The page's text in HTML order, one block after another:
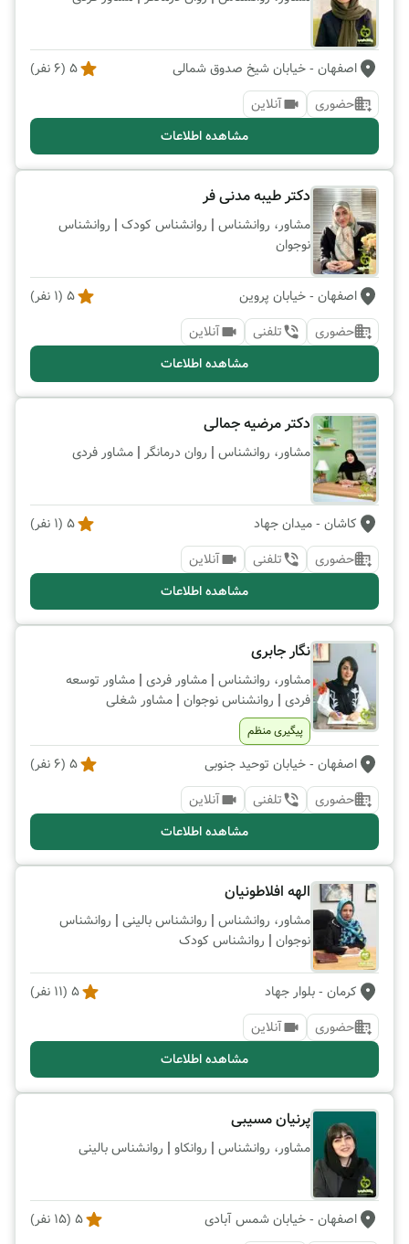
اصفهان - خیابان شیخ صدوق شمالی 5
(
6 نفر)
حضوری
آنلاین
مشاهده اطلاعات
دکتر طیبه مدنی فر
مشاور، روانشناس | روانشناس کودک | روانشناس
نوجوان
اصفهان - خیابان پروین 5
(
1 نفر)
حضوری
تلفنی
آنلاین
مشاهده اطلاعات
دکتر مرضیه جمالی
مشاور، روانشناس | روان درمانگر | مشاور فردی
کاشان - میدان جهاد 5
(
1 نفر)
حضوری
تلفنی
آنلاین
مشاهده اطلاعات
نگار جابری
مشاور، روانشناس | مشاور فردی | مشاور توسعه
فردی | روانشناس نوجوان | مشاور شغلی
پیگیری منظم
اصفهان - خیابان توحید جنوبی 5
(
6 نفر)
حضوری
تلفنی
آنلاین
مشاهده اطلاعات
الهه افلاطونیان
مشاور، روانشناس | روانشناس بالینی | روانشناس
نوجوان | روانشناس کودک
کرمان - بلوار جهاد 5
(
11 نفر)
حضوری
آنلاین
مشاهده اطلاعات
پرنیان مسیبی
مشاور، روانشناس | روانکاو | روانشناس بالینی
اصفهان - خیابان شمس آبادی 5
(
15 نفر)